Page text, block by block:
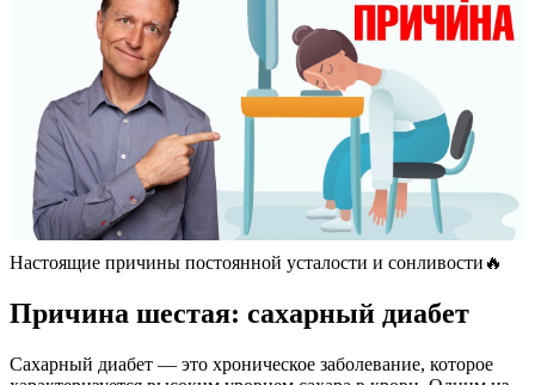
Настоящие причины постоянной усталости и сонливости🔥
Причина шестая: сахарный диабет
Сахарный диабет — это хроническое заболевание, которое